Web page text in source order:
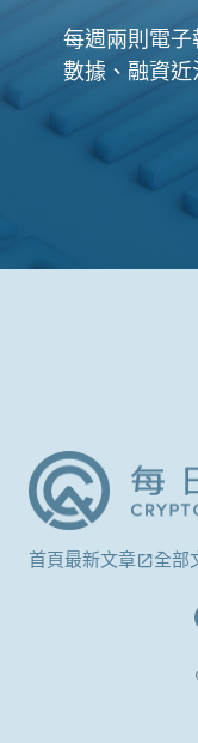
每週兩則電
數據、融資
首頁最新文章 全部